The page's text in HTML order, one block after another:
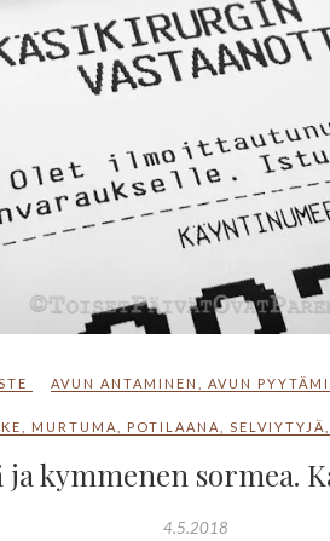
AVUN ANTAMINEN AVUN
MURTUMA POTILAANA SELVIYTYJÄ
ja kymmenen sormea.
4.5.2018